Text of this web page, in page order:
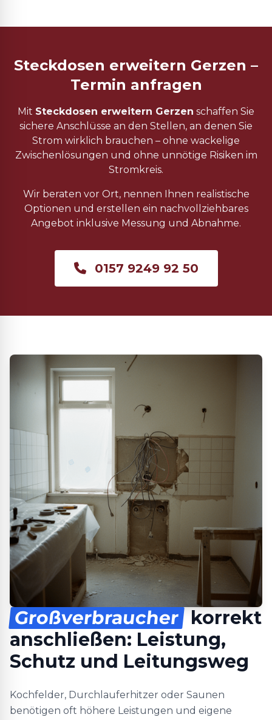
Steckdosen erweitern Gerzen –
Termin anfragen
Mit Steckdosen erweitern Gerzen schaffen Sie
sichere Anschlüsse an den Stellen, an denen Sie
Strom wirklich brauchen – ohne wackelige
Zwischenlösungen und ohne unnötige Risiken im
Stromkreis.
Wir beraten vor Ort, nennen Ihnen realistische
Optionen und erstellen ein nachvollziehbares
Angebot inklusive Messung und Abnahme.
0157 9249 92 50
Großverbraucher korrekt
anschließen: Leistung,
Schutz und Leitungsweg
Kochfelder, Durchlauferhitzer oder Saunen
benötigen oft höhere Leistungen und eigene